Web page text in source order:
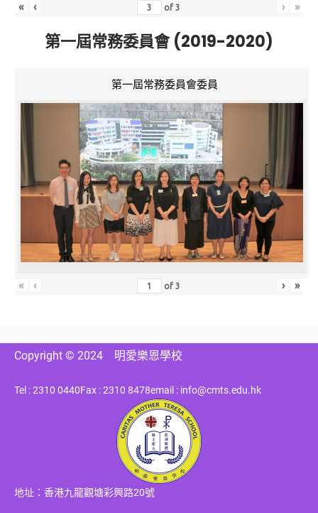
« ‹ of3 › »
第一屆常務委員會 (2019-2020)
第一屆常務委員會委員
« ‹ of3 › »
Copyright © 2024 明愛樂恩學校
Tel : 2310 0440Fax : 2310 8478email : info@cmts.edu.hk
地址：香港九龍觀塘彩興路20號